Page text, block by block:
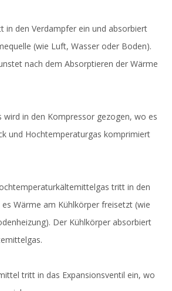
in den Verdampfer ein und absorbiert
(wie Luft, Wasser oder Boden).
nach dem Absorptieren der Wärme
wird in den Kompressor gezogen, wo es
und Hochtemperaturgas komprimiert
tritt in den
Wärme am Kühlkörper freisetzt (wie
Der Kühlkörper absorbiert
tritt in das Expansionsventil ein, wo